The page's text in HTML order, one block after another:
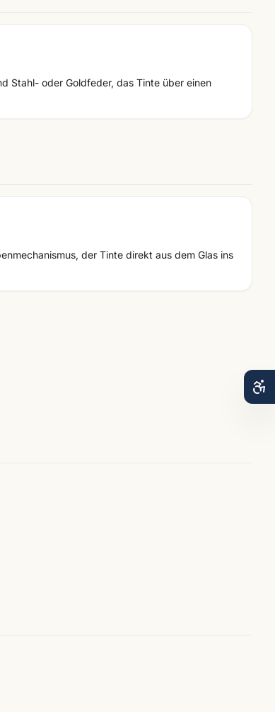
Stahl- oder Goldfeder, das Tinte über einen
der Tinte direkt aus dem Glas ins